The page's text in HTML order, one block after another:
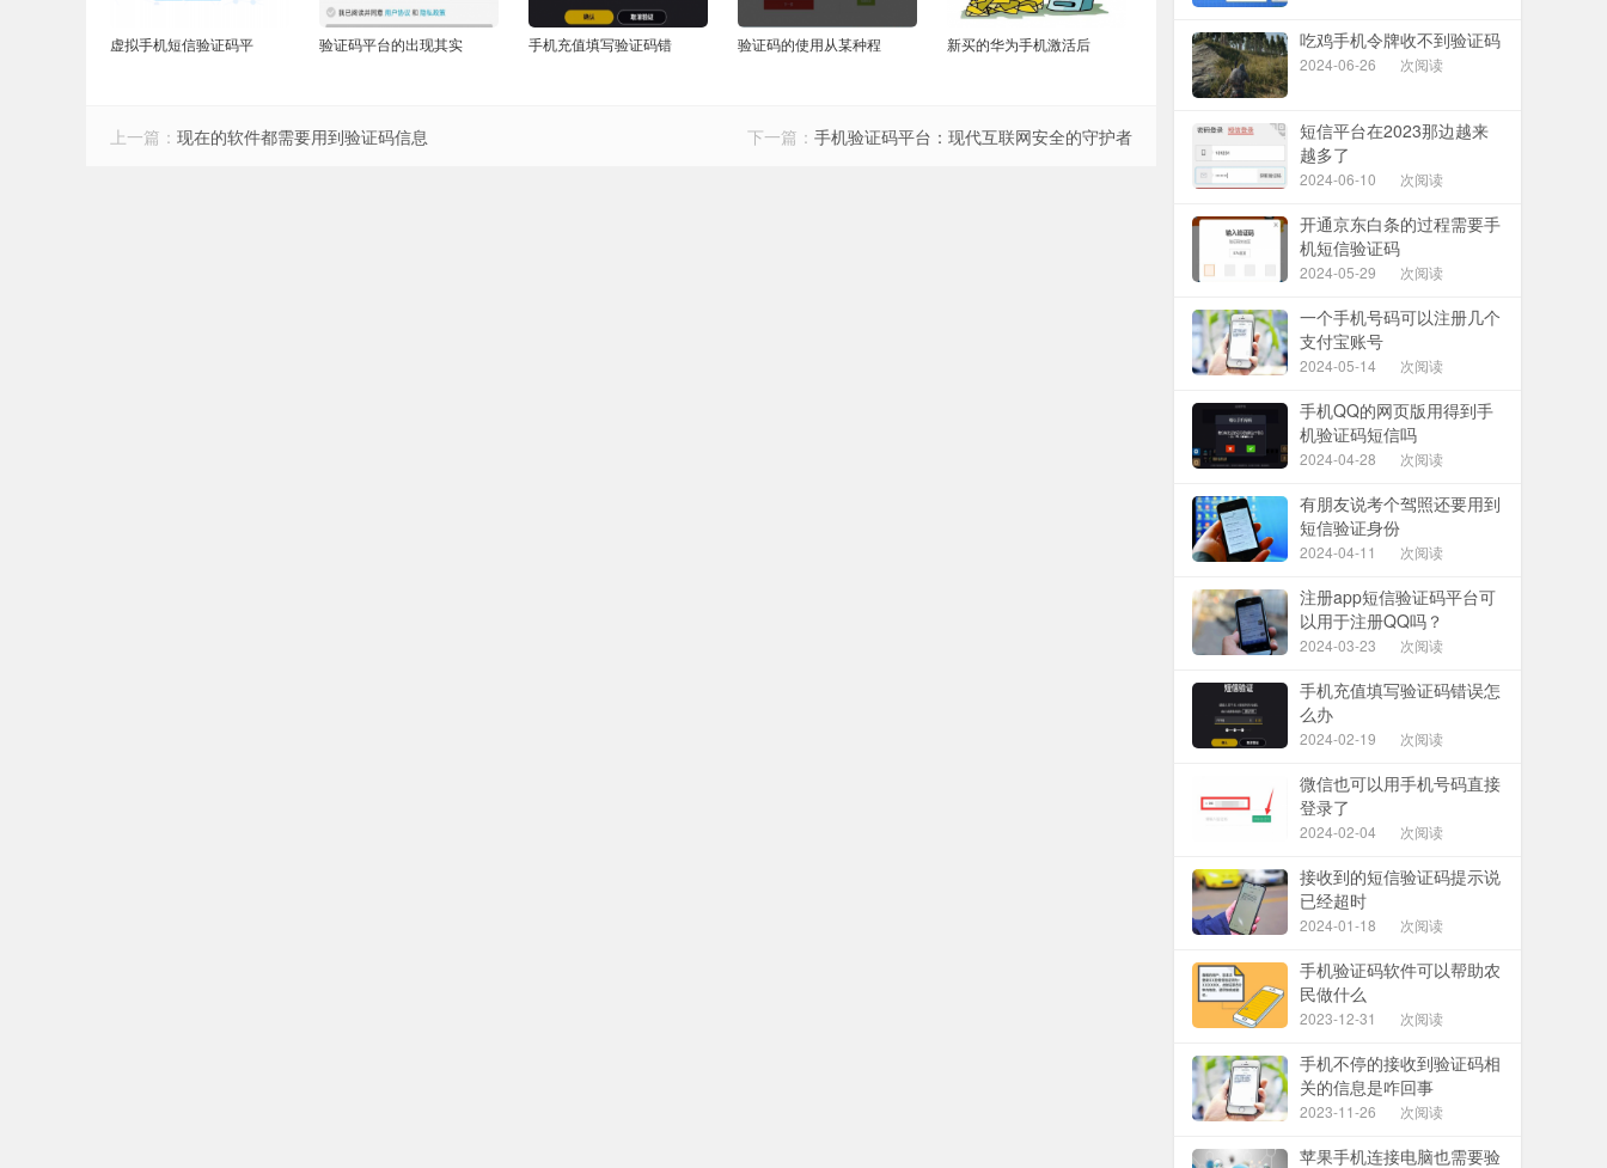
虚拟手机短信验证码平 验证码平台的出现其实 手机充值填写验证码错 验证码的使用从某种程 新买的华为手机激活后
上一篇： 现在的软件都需要用到验证码信息 下一篇： 手机验证码平台：现代互联网安全的守护者
吃鸡手机令牌收不到验证码
2024-06-26 次阅读
短信平台在2023那边越来
越多了
2024-06-10 次阅读
开通京东白条的过程需要手
机短信验证码
2024-05-29 次阅读
一个手机号码可以注册几个
支付宝账号
2024-05-14 次阅读
手机QQ的网页版用得到手
机验证码短信吗
2024-04-28 次阅读
有朋友说考个驾照还要用到
短信验证身份
2024-04-11 次阅读
注册app短信验证码平台可
以用于注册QQ吗？
2024-03-23 次阅读
手机充值填写验证码错误怎
么办
2024-02-19 次阅读
微信也可以用手机号码直接
登录了
2024-02-04 次阅读
接收到的短信验证码提示说
已经超时
2024-01-18 次阅读
手机验证码软件可以帮助农
民做什么
2023-12-31 次阅读
手机不停的接收到验证码相
关的信息是咋回事
2023-11-26 次阅读
苹果手机连接电脑也需要验